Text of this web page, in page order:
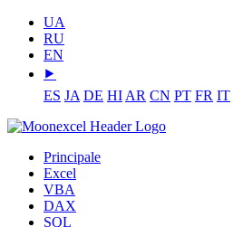
UA
RU
EN
⯈
ES JA DE HI AR CN PT FR IT
Principale
Excel
VBA
DAX
SQL